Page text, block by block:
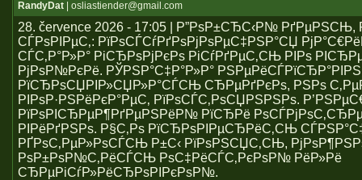
RandyDat | osliastiender@gmail.com
28. července 2026 - 17:05 | Р”РѕР±СЂС‹Р№
СЃРѕРІРµС‚: РїРѕСЃСѓРґРѕРјРѕРµС‡РЅР°СЏ
СЃС‚Р°Р»Р° РіСЂРѕРјРєРѕ РіСѓРґРµС‚СЊ РІРѕ
РјРѕР№РєРё. РЎРЅР°С‡Р°Р»Р°
РїСЂРѕСЏРІР»СЏР»Р°СЃСЊ СЂРµРґРєРѕ, РЅРѕ
РІРѕР·РЅРёРєР°РµС‚ РїРѕСЃС‚РѕСЏРЅРЅРѕ.
РїРѕРІСЂРµР¶РґРµРЅРёР№ РїСЂРё
РІРёРґРЅРѕ. Р§С‚Рѕ РїСЂРѕРІРµСЂРёС‚СЊ
РҐРѕС‚РµР»РѕСЃСЊ Р±С‹ РїРѕРЅСЏС‚СЊ,
РѕР±РѕР№С‚РёСЃСЊ РѕС‡РёСЃС‚РєРѕР№ РёР»Рё
СЂРµРіСѓР»РёСЂРѕРІРєРѕР№.